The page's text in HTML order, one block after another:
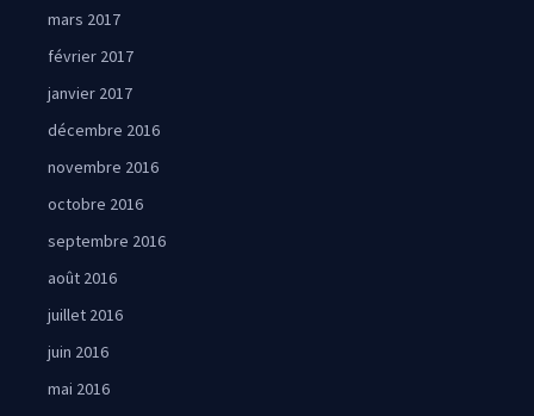
mars 2017
février 2017
janvier 2017
décembre 2016
novembre 2016
octobre 2016
septembre 2016
août 2016
juillet 2016
juin 2016
mai 2016